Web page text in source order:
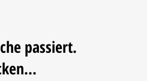
passiert.